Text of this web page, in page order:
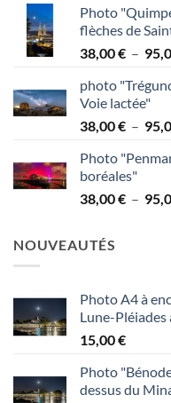
Photo
flèches de
38,00€ –
photo
Voie lactée"
38,00€ –
Photo
boréales"
38,00€ –
NOUVEAUTÉS
Photo A4 à
Lune-
15,00€
Photo
dessus du